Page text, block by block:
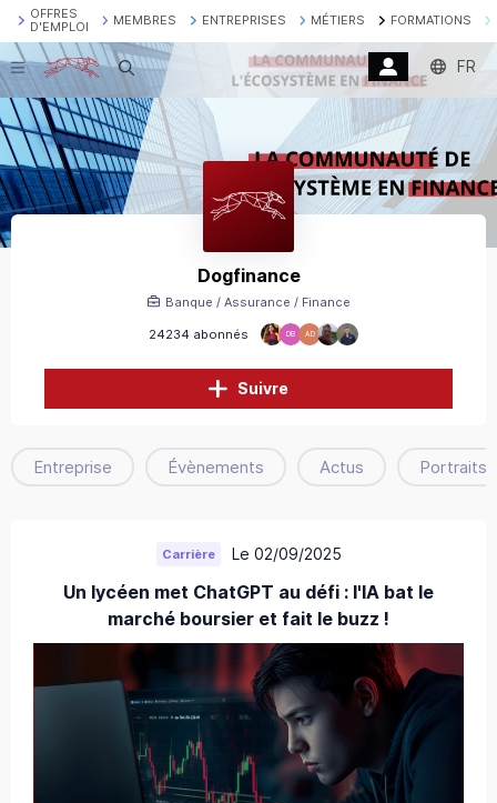
OFFRES
D'EMPLOI
MEMBRES ENTREPRISES MÉTIERS FORMATIONS
Recherche FR
Dogfinance
24234 abonnés DB AD
Banque / Assurance / Finance
Suivre
Entreprise Évènements Actus Portraits
Carrière Le 02/09/2025
Un lycéen met ChatGPT au défi : l'IA bat le
marché boursier et fait le buzz !